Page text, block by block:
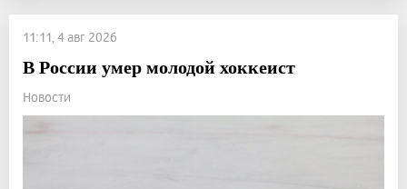
11:11, 4 авг 2026
В России умер молодой хоккеист
Новости